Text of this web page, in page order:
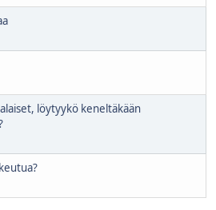
löytyykö keneltäkään